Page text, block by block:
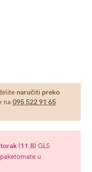
naručiti preko
na 095 522 91 65
(11.8) GLS
u